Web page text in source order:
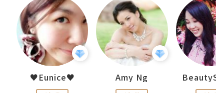
♥Eunice♥ Amy Ng